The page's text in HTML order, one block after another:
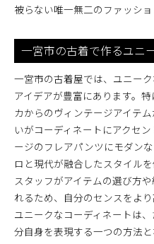
被らない唯一無二のファッシ
一宮市の古着で作るユニ
一宮市の古着屋では、ユニー
アイデアが豊富にあります。
カからのヴィンテージアイテ
いがコーディネートにアクセ
ージのフレアパンツにモダン
ロと現代が融合したスタイル
スタッフがアイテムの選び方
れるため、自分のセンスをよ
ユニークなコーディネートは
分自身を表現する一つの方法